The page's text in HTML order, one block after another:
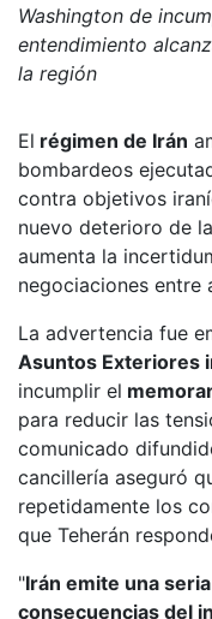
Washington de
entendimiento
la región
El régimen de Irán
bombardeos
contra objetivos
nuevo deterioro de
aumenta la
negociaciones entre
La advertencia fue
Asuntos Exteriores
incumplir el
para reducir las
comunicado
cancillería aseguró
repetidamente los
que Teherán
"Irán emite una
consecuencias del